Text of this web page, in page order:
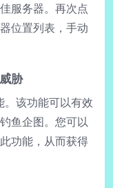
服务器。再次点
位置列表，手动
胁
该功能可以有效
鱼企图。您可以
功能，从而获得